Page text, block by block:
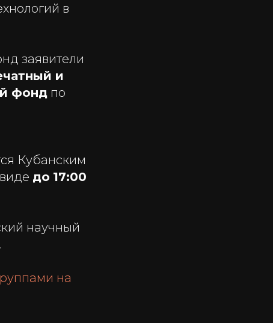
в
заявители
и
фонд по
Кубанским
до 17:00
научный
.
на